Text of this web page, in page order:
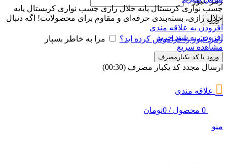
ورود
رمز عبور را فراموش کرده اید؟ مرا به خاطر بسپار
ورود با کد یکبارمصرف
ارسال مجدد کد یکبار مصرف (00:
30
)
علاقه مندی
0 محصول /
0تومان
منو
چسب نواری کریستال پایه حلال رازی چسب نواری کریستال پایه
حلال رازی، بسته‌بندی حرفه‌ای و مقاوم برای محصولاتت! اگه دنبال
افزودن به علاقه مندی
افزودن به سبد خرید
مشاهده سریع